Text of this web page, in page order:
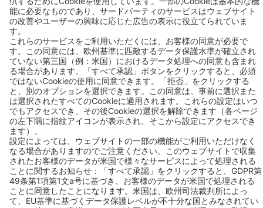
Fax: +81 (44) 3287602
Mail:info.jp@beko-technologies.com
Address:
ベコテクノロジーズ株式会社
〒210-0855神奈川県川崎市川崎区南渡田町1-1京浜THINKビル8F
お問い合わせ
Follow us